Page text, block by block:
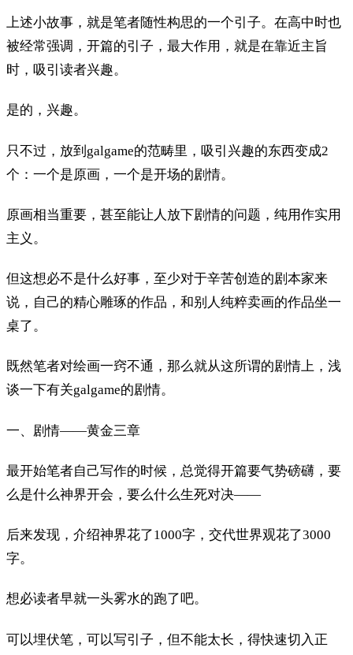
上述小故事，就是笔者随性构思的一个引子。在高中时也
被经常强调，开篇的引子，最大作用，就是在靠近主旨
时，吸引读者兴趣。
是的，兴趣。
只不过，放到galgame的范畴里，吸引兴趣的东西变成2
个：一个是原画，一个是开场的剧情。
原画相当重要，甚至能让人放下剧情的问题，纯用作实用
主义。
但这想必不是什么好事，至少对于辛苦创造的剧本家来
说，自己的精心雕琢的作品，和别人纯粹卖画的作品坐一
桌了。
既然笔者对绘画一窍不通，那么就从这所谓的剧情上，浅
谈一下有关galgame的剧情。
一、剧情——黄金三章
最开始笔者自己写作的时候，总觉得开篇要气势磅礴，要
么是什么神界开会，要么什么生死对决——
后来发现，介绍神界花了1000字，交代世界观花了3000
字。
想必读者早就一头雾水的跑了吧。
可以埋伏笔，可以写引子，但不能太长，得快速切入正